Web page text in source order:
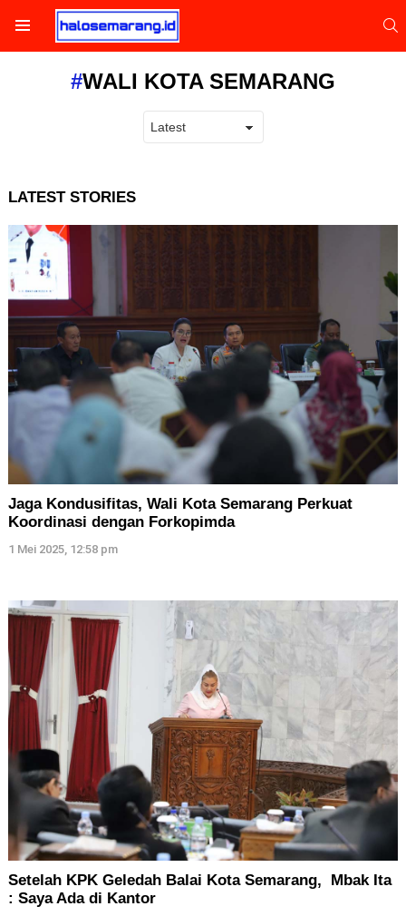
WALI KOTA SEMARANG
LATEST STORIES
Jaga Kondusifitas, Wali Kota Semarang Perkuat
Koordinasi dengan Forkopimda
1 Mei 2025, 12:58 pm
Setelah KPK Geledah Balai Kota Semarang, Mbak Ita
: Saya Ada di Kantor